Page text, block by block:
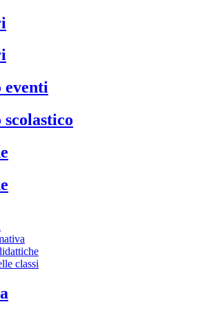
eventi
classi